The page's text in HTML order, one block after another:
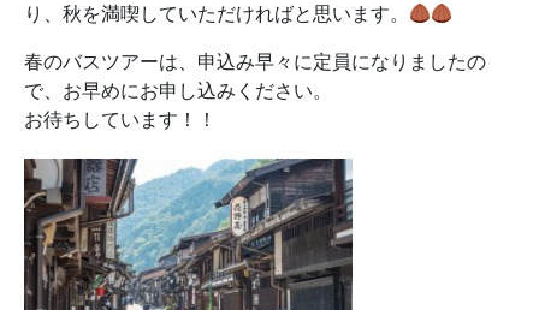
り、秋を満喫していただければと思います。
春のバスツアーは、申込み早々に定員になりましたの
で、お早めにお申し込みください。
お待ちしています！！